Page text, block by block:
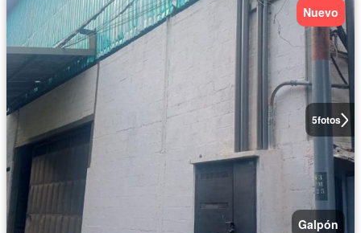
5fotos
Nuevo
Galpón